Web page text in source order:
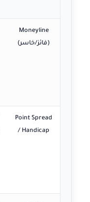
Moneyline
(فائز/خاسر)
Point Spread
/ Handicap